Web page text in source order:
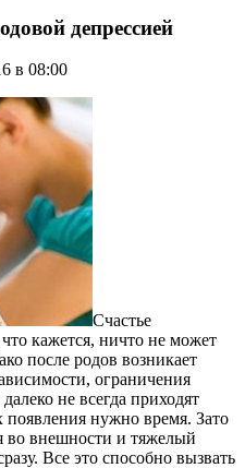
депрессией
в 08:00
Счастье
кажется, ничто не может
после родов возникает
ограничения
не всегда приходят
появления нужно время. Зато
во внешности и тяжелый
Все это способно вызвать